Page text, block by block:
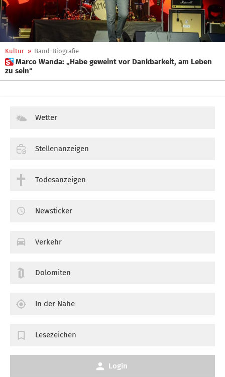
Kultur » Band-Biografie
 Marco Wanda: „Habe geweint vor Dankbarkeit, am Leben
zu sein“
Wetter
Stellenanzeigen
Todesanzeigen
Newsticker
Verkehr
Dolomiten
In der Nähe
Lesezeichen
Login